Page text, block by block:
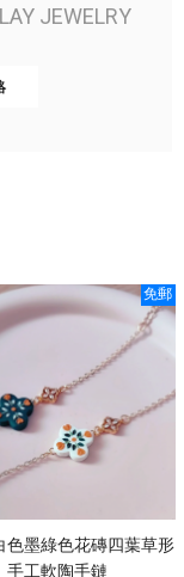
JEWELRY
免郵
色墨綠色花磚四葉草形
手工軟陶手鏈